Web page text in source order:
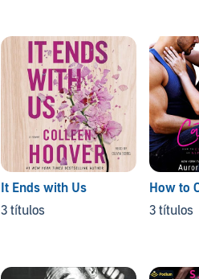
It Ends with Us
3 títulos
How to
3 títulos